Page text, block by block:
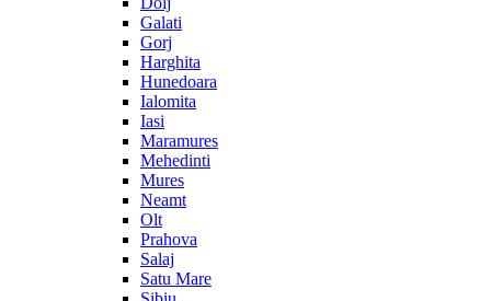
Galati
Gorj
Harghita
Hunedoara
Ialomita
Iasi
Maramures
Mehedinti
Mures
Neamt
Olt
Prahova
Salaj
Satu Mare